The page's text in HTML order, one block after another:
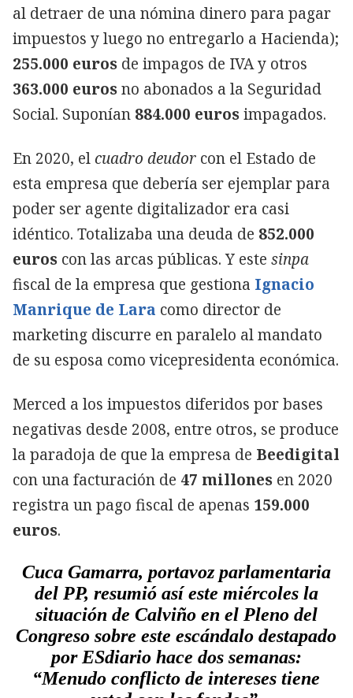
al detraer de una nómina dinero para pagar
impuestos y luego no entregarlo a Hacienda);
255.000 euros de impagos de IVA y otros
363.000 eurosno abonados a la Seguridad
Social. Suponían 884.000 eurosimpagados.
En 2020, elcuadro deudor con el Estado de
esta empresa que debería ser ejemplar para
poder ser agente digitalizador era casi
idéntico. Totalizaba una deuda de 852.000
euros con las arcas públicas. Y este sinpa
fiscal de la empresa que gestiona Ignacio
Manrique de Lara como director de
marketing discurre en paralelo al mandato
de su esposa como vicepresidenta económica.
Merced a los impuestos diferidos por bases
negativas desde 2008, entre otros, se produce
la paradoja de que la empresa de Beedigital
con una facturación de 47 millones en 2020
registra un pago fiscal de apenas 159.000
euros.
Cuca Gamarra, portavoz parlamentaria
del PP, resumió así este miércoles la
situación de Calviño en el Pleno del
Congreso sobre este escándalo destapado
por ESdiario hace dos semanas:
“Menudo conflicto de intereses tiene